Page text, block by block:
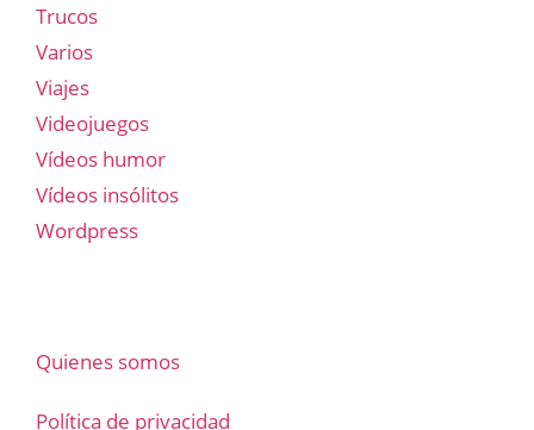
Trucos
Varios
Viajes
Videojuegos
Vídeos humor
Vídeos insólitos
Wordpress
Quienes somos
Política de privacidad